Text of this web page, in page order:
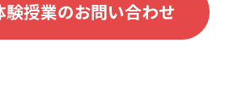
験授業のお問い合わせ